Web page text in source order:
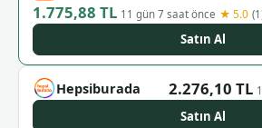
1.775,88 TL 11 gün 7 saat önce ★ 5.0
Satın Al
Hepsiburada 2.276,10 TL
Satın Al